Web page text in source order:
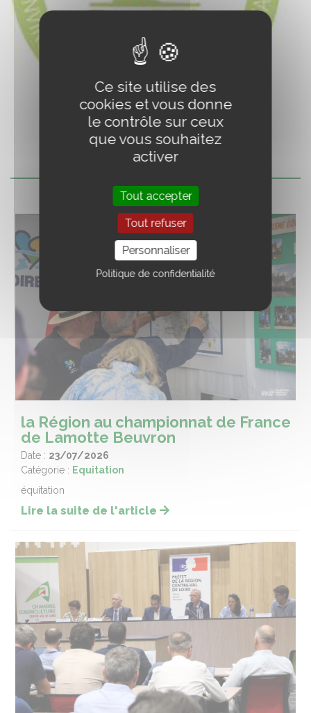
la Région au championnat de France
de Lamotte Beuvron
Date : 23/07/2026
Catégorie : Equitation
équitation
Lire la suite de l'article
Ce site utilise des
cookies et vous donne
le contrôle sur ceux
que vous souhaitez
activer
Tout accepter
Tout refuser
Personnaliser
Politique de confidentialité